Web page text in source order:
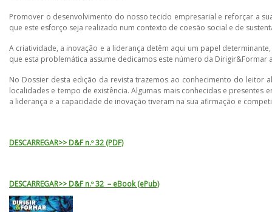
Promover o desenvolvimento do nosso tecido empresarial e reforçar a
que este esforço seja realizado num contexto de coesão social e de
A criatividade, a inovação e a liderança detêm aqui um papel
que esta problemática assume dedicamos este número da Dirigir&Formar
No Dossier desta edição da revista trazemos ao conhecimento do leitor
localidades e tempo de existência. Algumas mais conhecidas e
a liderança e a capacidade de inovação tiveram na sua afirmação e
DESCARREGAR>> D&F n.º 32 (PDF)
DESCARREGAR>> D&F n.º 32 – eBook (ePub)